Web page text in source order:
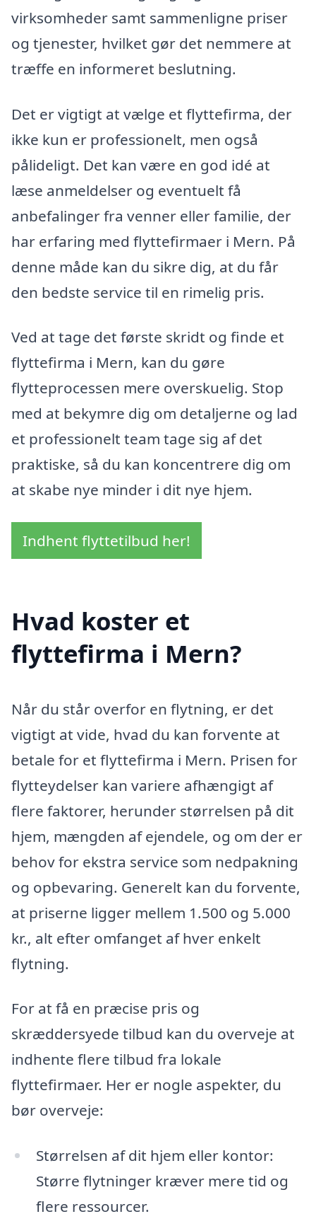
virksomheder samt sammenligne priser
og tjenester, hvilket gør det nemmere at
træffe en informeret beslutning.
Det er vigtigt at vælge et flyttefirma, der
ikke kun er professionelt, men også
pålideligt. Det kan være en god idé at
læse anmeldelser og eventuelt få
anbefalinger fra venner eller familie, der
har erfaring med flyttefirmaer i Mern. På
denne måde kan du sikre dig, at du får
den bedste service til en rimelig pris.
Ved at tage det første skridt og finde et
flyttefirma i Mern, kan du gøre
flytteprocessen mere overskuelig. Stop
med at bekymre dig om detaljerne og lad
et professionelt team tage sig af det
praktiske, så du kan koncentrere dig om
at skabe nye minder i dit nye hjem.
Indhent flyttetilbud her!
Hvad koster et
flyttefirma i Mern?
Når du står overfor en flytning, er det
vigtigt at vide, hvad du kan forvente at
betale for et flyttefirma i Mern. Prisen for
flytteydelser kan variere afhængigt af
flere faktorer, herunder størrelsen på dit
hjem, mængden af ejendele, og om der er
behov for ekstra service som nedpakning
og opbevaring. Generelt kan du forvente,
at priserne ligger mellem 1.500 og 5.000
kr., alt efter omfanget af hver enkelt
flytning.
For at få en præcise pris og
skræddersyede tilbud kan du overveje at
indhente flere tilbud fra lokale
flyttefirmaer. Her er nogle aspekter, du
bør overveje:
Størrelsen af dit hjem eller kontor:
Større flytninger kræver mere tid og
flere ressourcer.